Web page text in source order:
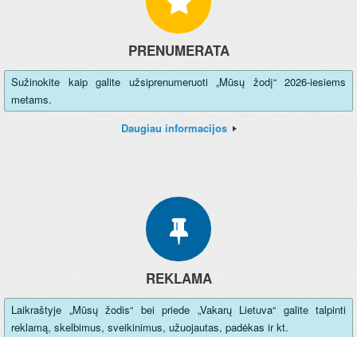
PRENUMERATA
Sužinokite kaip galite užsiprenumeruoti „Mūsų žodį“ 2026-iesiems
metams.
Daugiau informacijos
REKLAMA
Laikraštyje „Mūsų žodis“ bei priede „Vakarų Lietuva“ galite talpinti
reklamą, skelbimus, sveikinimus, užuojautas, padėkas ir kt.